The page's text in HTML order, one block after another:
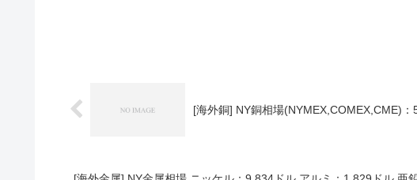
[海外銅] NY銅相場(NYMEX,COMEX,CME)